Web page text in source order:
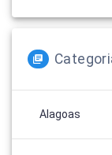
Alagoas